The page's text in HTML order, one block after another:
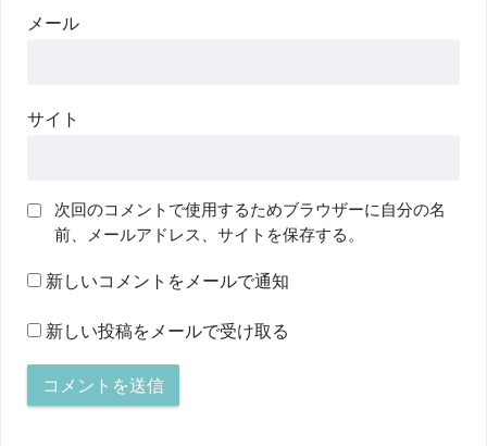
メール
サイト
次回のコメントで使用するためブラウザーに自分の名
前、メールアドレス、サイトを保存する。
新しいコメントをメールで通知
新しい投稿をメールで受け取る